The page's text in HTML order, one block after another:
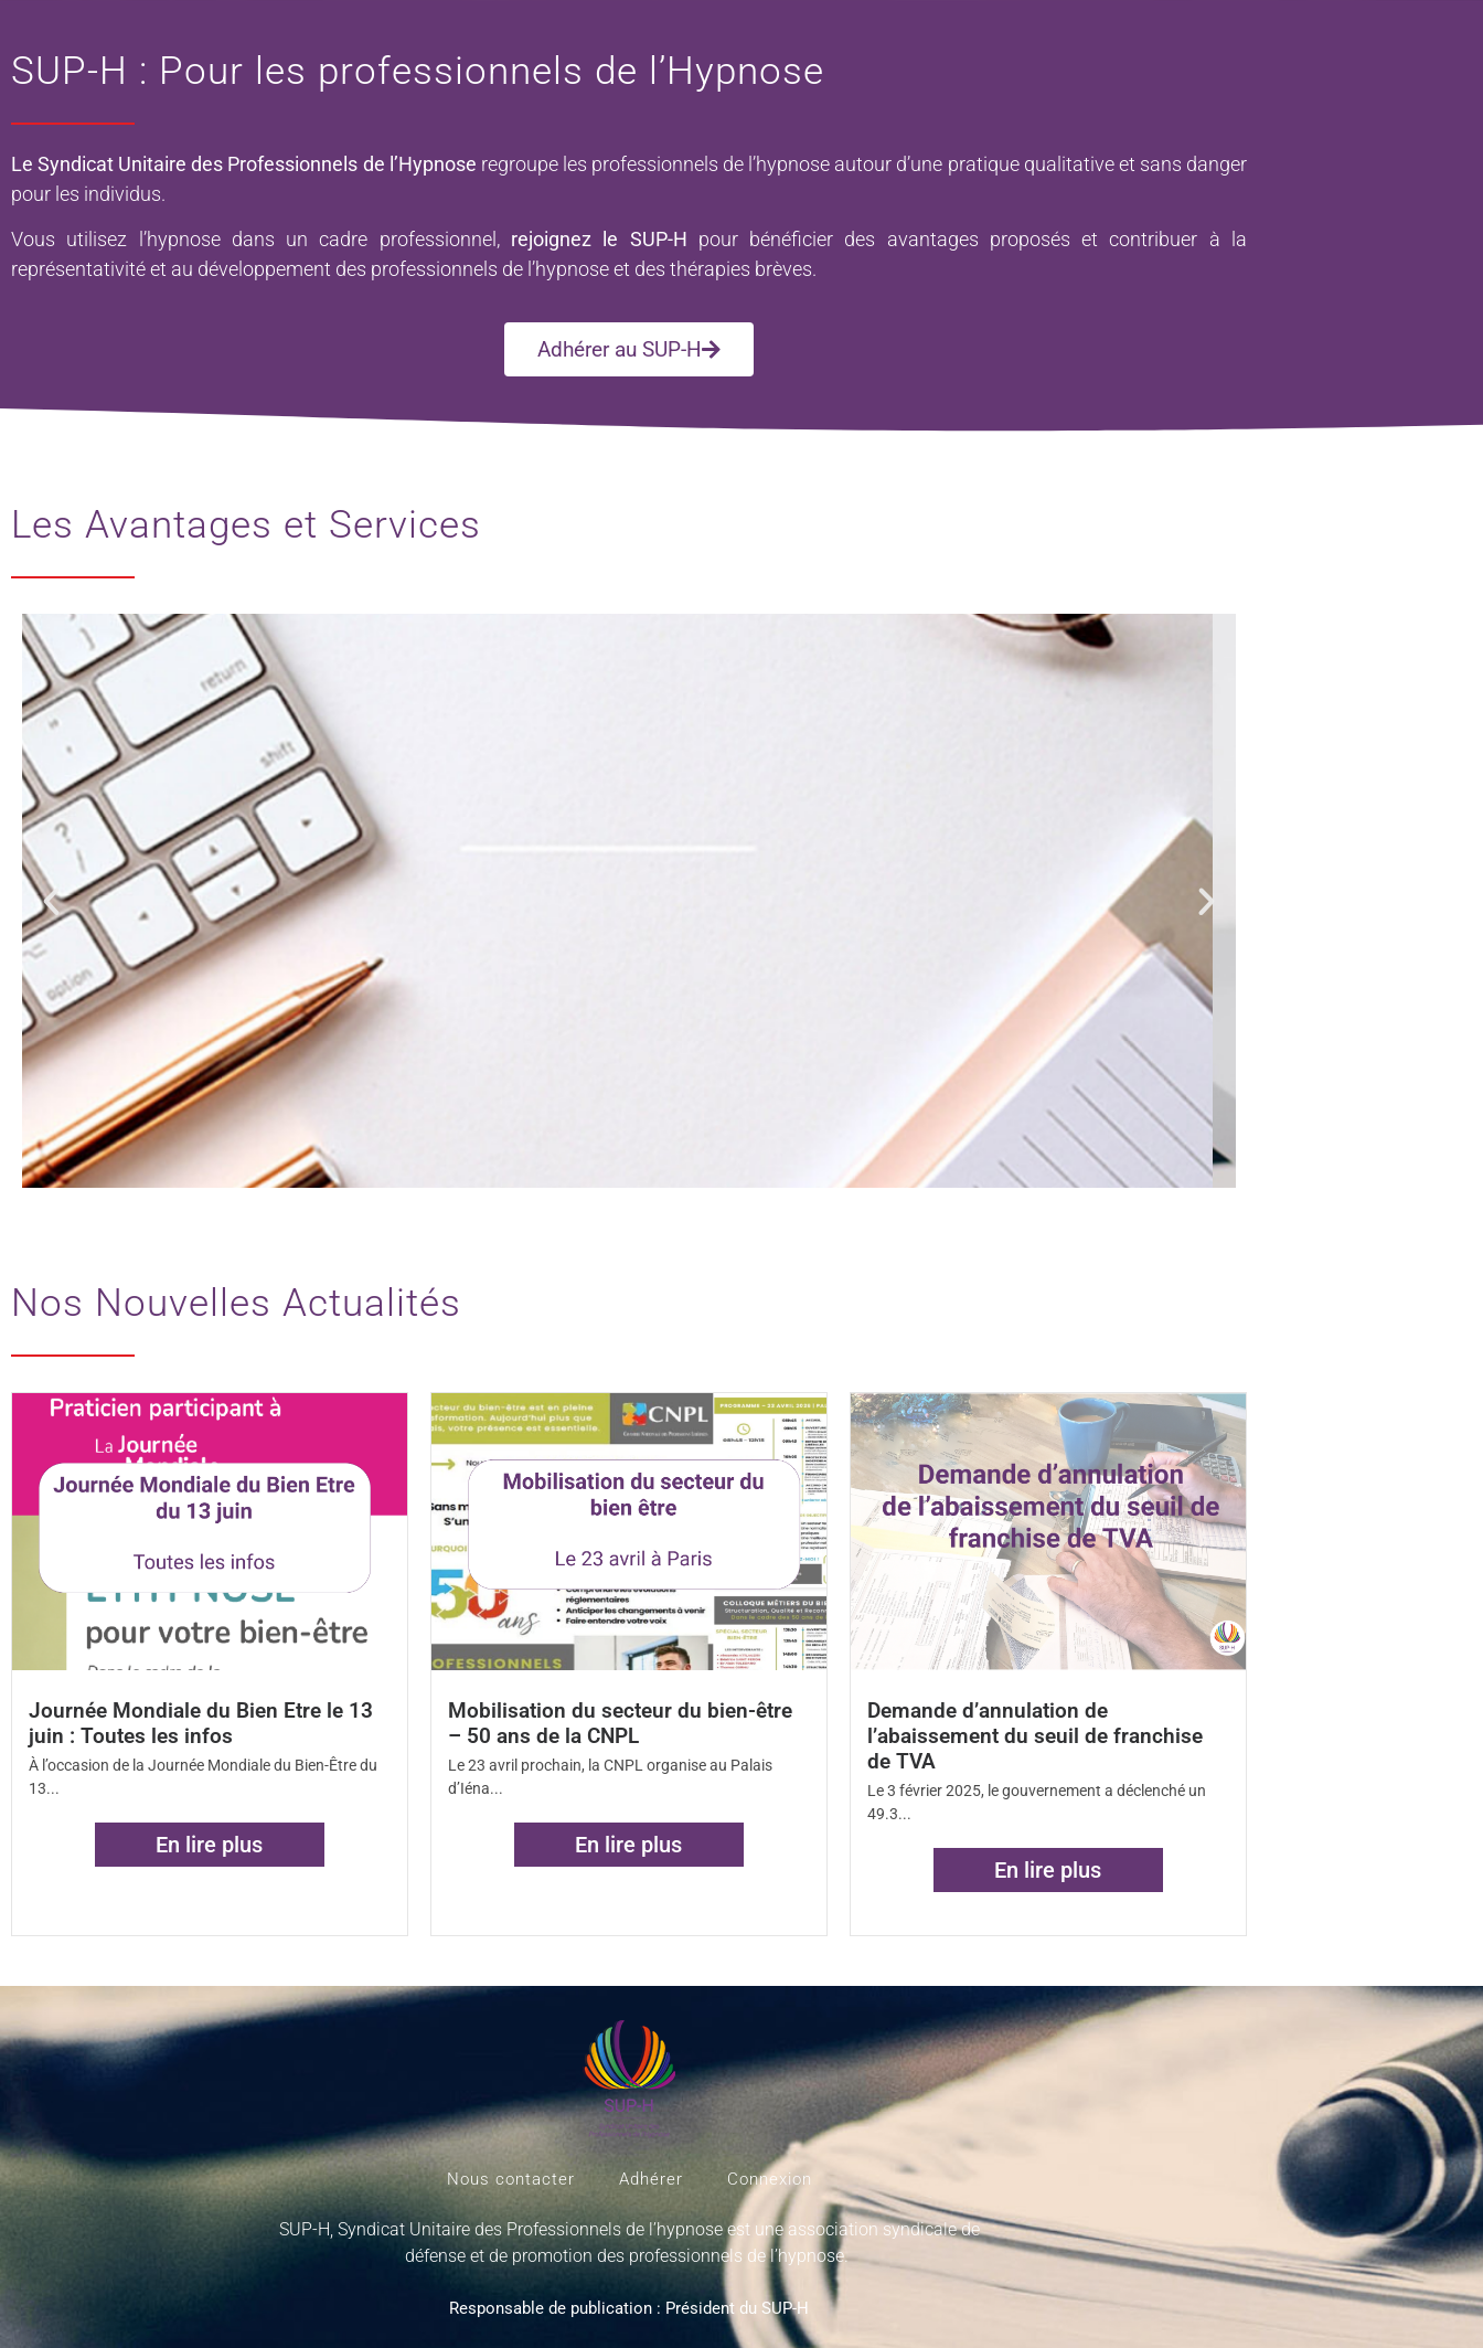
SUP-H : Pour les professionnels de l’Hypnose
Le Syndicat Unitaire des Professionnels de l’Hypnose regroupe les professionnels de l’hypnose autour d’une pratique qualitative et sans danger
pour les individus.
Vous utilisez l’hypnose dans un cadre professionnel, rejoignez le SUP-H pour bénéficier des avantages proposés et contribuer à la
représentativité et au développement des professionnels de l’hypnose et des thérapies brèves.
Adhérer au SUP-H
Les Avantages et Services
Plus d'Informations
Nos Nouvelles Actualités
Journée Mondiale du Bien Etre le 13
juin : Toutes les infos
À l’occasion de la Journée Mondiale du Bien-Être du
13...
En lire plus
Mobilisation du secteur du bien-être
– 50 ans de la CNPL
Le 23 avril prochain, la CNPL organise au Palais
d’Iéna...
En lire plus
Demande d’annulation de
l’abaissement du seuil de franchise
de TVA
Le 3 février 2025, le gouvernement a déclenché un
49.3...
En lire plus
Nous contacter Adhérer Connexion
SUP-H, Syndicat Unitaire des Professionnels de l’hypnose est une association syndicale de
défense et de promotion des professionnels de l’hypnose.
Responsable de publication : Président du SUP-H